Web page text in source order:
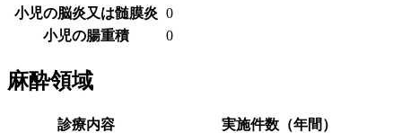
小児の脳炎又は髄膜炎 0
小児の腸重積
0
麻酔領域
診療内容
実施件数（年間）